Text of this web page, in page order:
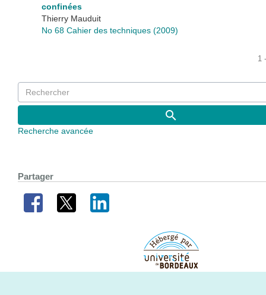
confinées
Thierry Mauduit
No 68 Cahier des techniques (2009)
1
Recherche avancée
Partager